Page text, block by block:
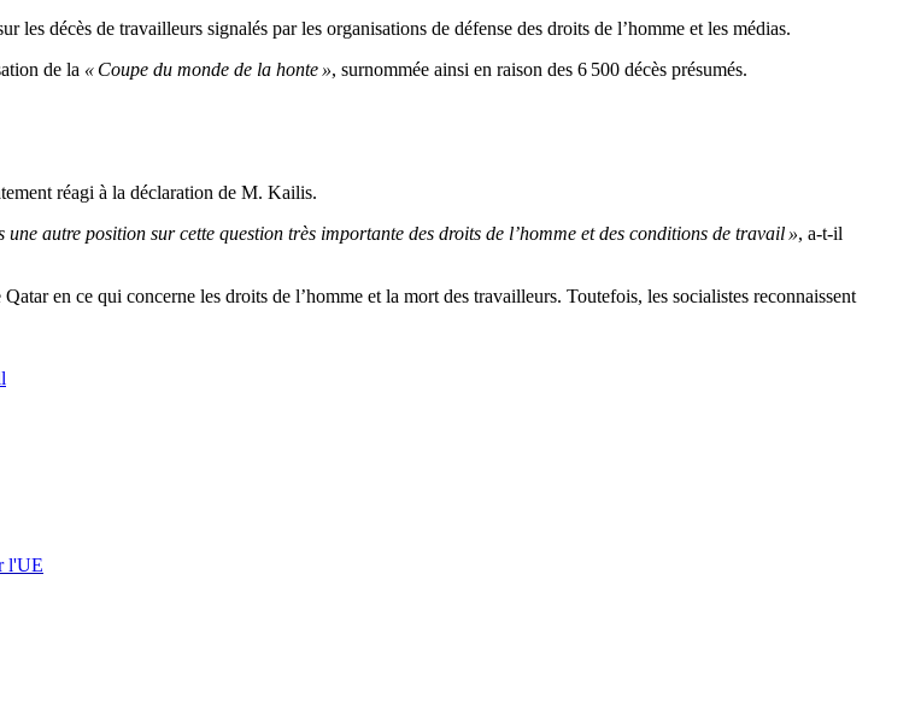
décès de travailleurs signalés par les organisations de défense des droits de l’homme et les médias.
de la « Coupe du monde de la honte », surnommée ainsi en raison des 6 500 décès présumés.
réagi à la déclaration de M. Kailis.
autre position sur cette question très importante des droits de l’homme et des conditions de travail », a-t-il
en ce qui concerne les droits de l’homme et la mort des travailleurs. Toutefois, les socialistes reconnaissent
l'UE